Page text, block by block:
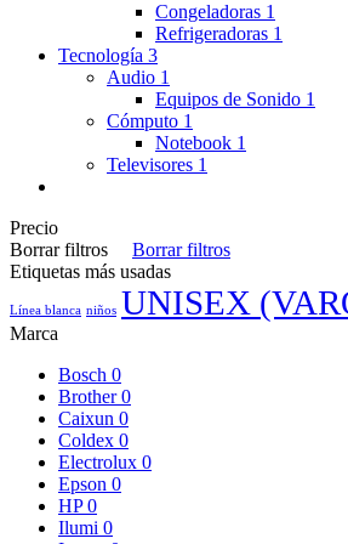
Congeladoras 1
Refrigeradoras 1
Tecnología 3
Audio 1
Equipos de Sonido 1
Cómputo 1
Notebook 1
Televisores 1
Precio
Borrar filtros
Borrar filtros
Etiquetas más usadas
Línea blanca niños UNISEX
Marca
Bosch 0
Brother 0
Caixun 0
Coldex 0
Electrolux 0
Epson 0
HP 0
Ilumi 0